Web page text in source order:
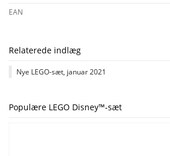
EAN
Relaterede indlæg
Nye LEGO-sæt, januar 2021
Populære LEGO Disney™-sæt